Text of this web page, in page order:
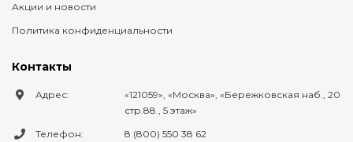
Акции и новости
Политика конфиденциальности
Контакты
Адрес: 121059 , Москва ,
Бережковская наб., 20
стр.88., 5 этаж
Телефон:
8 (800) 550 38 62